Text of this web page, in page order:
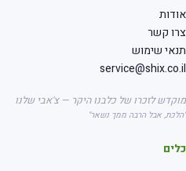
קשר
שימוש
לזכרו של כלבנו היקר — צ'אבי שלנו
אבל הרבה ממך נשאר"